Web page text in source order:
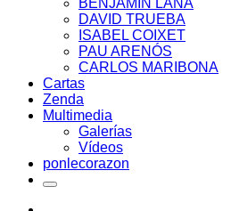
BENJAMÍN LANA
DAVID TRUEBA
ISABEL COIXET
PAU ARENÓS
CARLOS MARIBONA
Cartas
Zenda
Multimedia
Galerías
Vídeos
ponlecorazon